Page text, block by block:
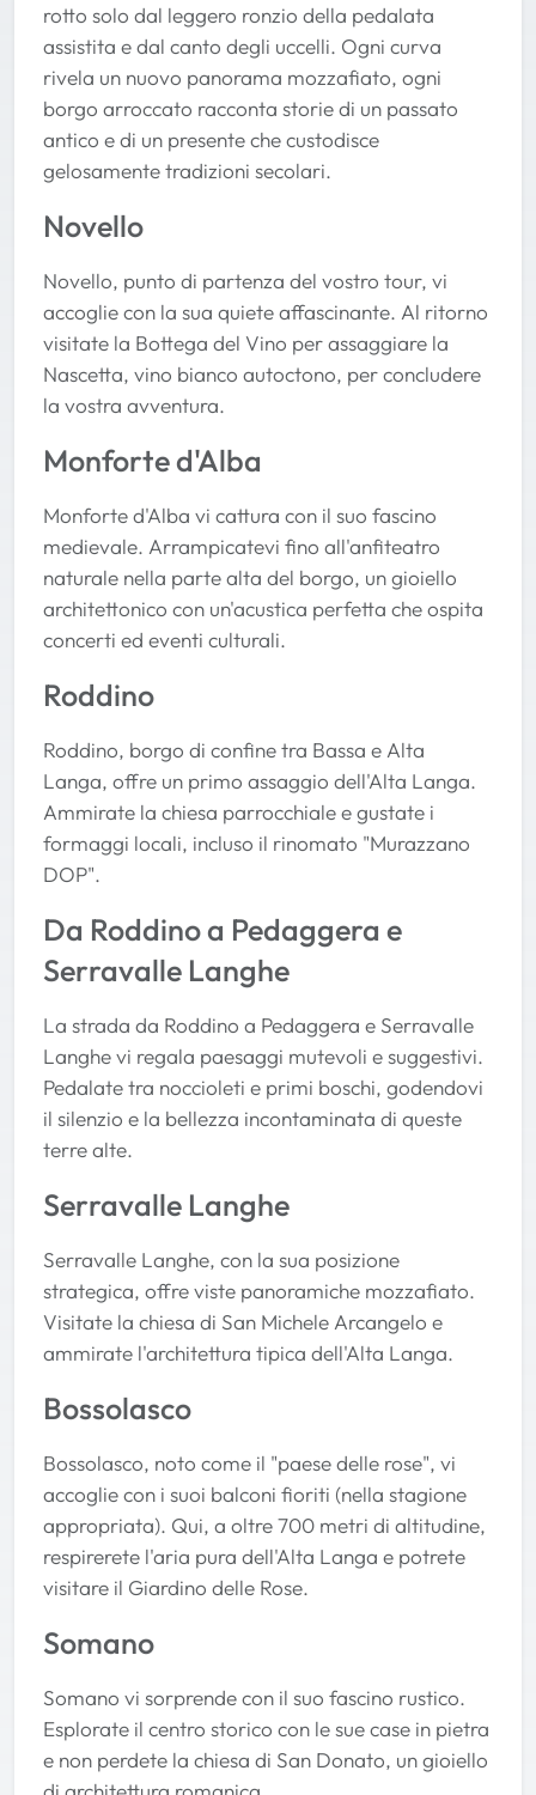
rotto solo dal leggero ronzio della pedalata
assistita e dal canto degli uccelli. Ogni curva
rivela un nuovo panorama mozzafiato, ogni
borgo arroccato racconta storie di un passato
antico e di un presente che custodisce
gelosamente tradizioni secolari.
Novello
Novello, punto di partenza del vostro tour, vi
accoglie con la sua quiete affascinante. Al ritorno
visitate la Bottega del Vino per assaggiare la
Nascetta, vino bianco autoctono, per concludere
la vostra avventura.
Monforte d'Alba
Monforte d'Alba vi cattura con il suo fascino
medievale. Arrampicatevi fino all'anfiteatro
naturale nella parte alta del borgo, un gioiello
architettonico con un'acustica perfetta che ospita
concerti ed eventi culturali.
Roddino
Roddino, borgo di confine tra Bassa e Alta
Langa, offre un primo assaggio dell'Alta Langa.
Ammirate la chiesa parrocchiale e gustate i
formaggi locali, incluso il rinomato "Murazzano
DOP".
Da Roddino a Pedaggera e
Serravalle Langhe
La strada da Roddino a Pedaggera e Serravalle
Langhe vi regala paesaggi mutevoli e suggestivi.
Pedalate tra noccioleti e primi boschi, godendovi
il silenzio e la bellezza incontaminata di queste
terre alte.
Serravalle Langhe
Serravalle Langhe, con la sua posizione
strategica, offre viste panoramiche mozzafiato.
Visitate la chiesa di San Michele Arcangelo e
ammirate l'architettura tipica dell'Alta Langa.
Bossolasco
Bossolasco, noto come il "paese delle rose", vi
accoglie con i suoi balconi fioriti (nella stagione
appropriata). Qui, a oltre 700 metri di altitudine,
respirerete l'aria pura dell'Alta Langa e potrete
visitare il Giardino delle Rose.
Somano
Somano vi sorprende con il suo fascino rustico.
Esplorate il centro storico con le sue case in pietra
e non perdete la chiesa di San Donato, un gioiello